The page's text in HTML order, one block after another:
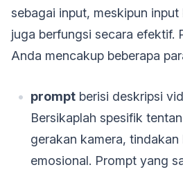
sebagai input, meskipun input
juga berfungsi secara efektif.
Anda mencakup beberapa
prompt berisi deskripsi
Bersikaplah spesifik
gerakan kamera,
emosional. Prompt yang